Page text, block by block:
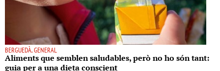
BERGUEDÀ, GENERAL
Aliments que semblen saludables, però no ho són tant:
guia per a una dieta conscient